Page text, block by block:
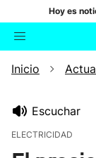
Hoy es
Inicio
Escuchar
ELECTRICIDAD